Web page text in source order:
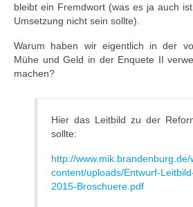
bleibt ein Fremdwort (was es ja auch
Umsetzung nicht sein sollte).
Warum haben wir eigentlich in der
Mühe und Geld in der Enquete II
machen?
Hier das Leitbild zu der
sollte:
http://
content/uploads/Entwurf-
2015-Broschuere.pdf